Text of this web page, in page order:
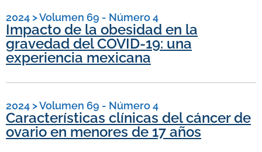
2024 >Volumen 69 - Número 4
Impacto de la obesidad en la
gravedad del COVID-19: una
experiencia mexicana
2024 >Volumen 69 - Número 4
Características clínicas del cáncer de
ovario en menores de 17 años